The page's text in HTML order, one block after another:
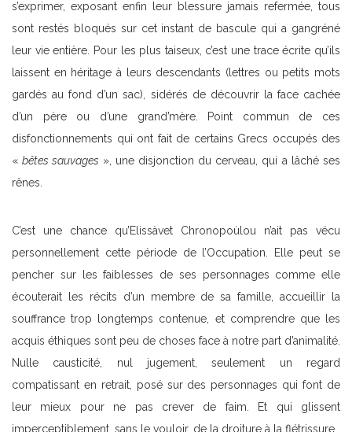
s’exprimer, exposant enfin leur blessure jamais refermée, tous
sont restés bloqués sur cet instant de bascule qui a gangréné
leur vie entière. Pour les plus taiseux, c’est une trace écrite qu’ils
laissent en héritage à leurs descendants (lettres ou petits mots
gardés au fond d’un sac), sidérés de découvrir la face cachée
d’un père ou d’une grand’mère. Point commun de ces
disfonctionnements qui ont fait de certains Grecs occupés des
«bêtes sauvages », une disjonction du cerveau, qui a lâché ses
rênes.
C’est une chance qu’Elissàvet Chronopoùlou n’ait pas vécu
personnellement cette période de l’Occupation. Elle peut se
pencher sur les faiblesses de ses personnages comme elle
écouterait les récits d’un membre de sa famille, accueillir la
souffrance trop longtemps contenue, et comprendre que les
acquis éthiques sont peu de choses face à notre part d’animalité.
Nulle causticité, nul jugement, seulement un regard
compatissant en retrait, posé sur des personnages qui font de
leur mieux pour ne pas crever de faim. Et qui glissent
imperceptiblement, sans le vouloir, de la droiture à la flétrissure.